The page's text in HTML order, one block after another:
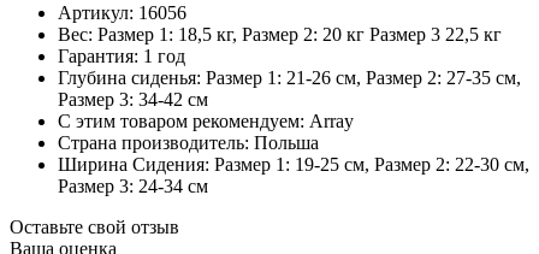
Артикул: 16056
Вес: Размер 1: 18,5 кг, Размер 2: 20 кг Размер 3 22,5 кг
Гарантия: 1 год
Глубина сиденья: Размер 1: 21-26 см, Размер 2: 27-35 см,
Размер 3: 34-42 см
С этим товаром рекомендуем: Array
Страна производитель: Польша
Ширина Сидения: Размер 1: 19-25 см, Размер 2: 22-30 см,
Размер 3: 24-34 см
Оставьте свой отзыв
Ваша оценка